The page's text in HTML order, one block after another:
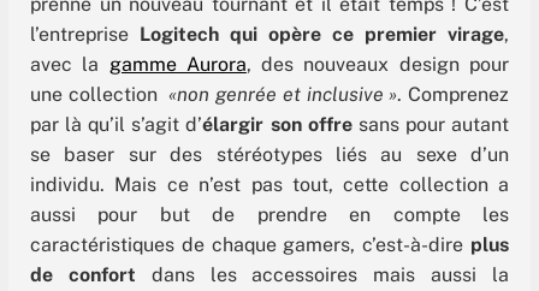
l’entreprise Logitech qui opère ce premier virage,
avec la gamme Aurora, des nouveaux design pour
une collection «non genrée et inclusive ». Comprenez
par là qu’il s’agit d’élargir son offresans pour autant
se baser sur des stéréotypes liés au sexe d’un
individu. Mais ce n’est pas tout, cette collection a
aussi pour but de prendre en compte les
caractéristiques de chaque gamers, c’est-à-dire plus
de confort dans les accessoires mais aussi la